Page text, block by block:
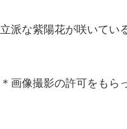
立派な紫陽花が咲いている
＊画像撮影の許可をもら